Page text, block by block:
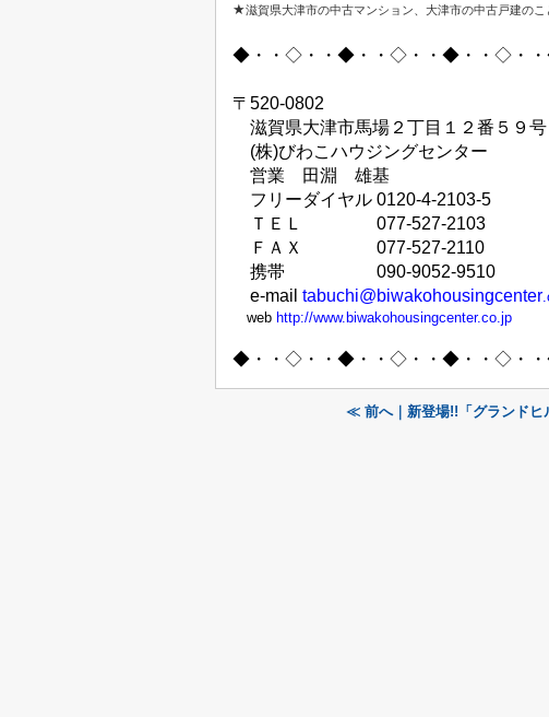
★滋賀県大津市の中古マンション、大津市の中古戸建の
◆・・◇・・◆・・◇・・◆・・◇・
〒 520-0802
滋賀県大津市馬場２丁目１２番５９号
(株)びわこハウジングセンター
営業 田淵 雄基
フリーダイヤル 0120-4-2103-5
ＴＥＬ 077-527-2103
ＦＡＸ 077-527-2110
携帯
090-9052-9510
e-mail tabuchi@biwakohousingcenter
web http://www.biwakohousingcenter.co.jp
◆・・◇・・◆・・◇・・◆・・◇・
≪ 前へ｜新登場!!「グランドヒ